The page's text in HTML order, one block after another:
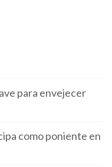
para envejecer
como poniente en